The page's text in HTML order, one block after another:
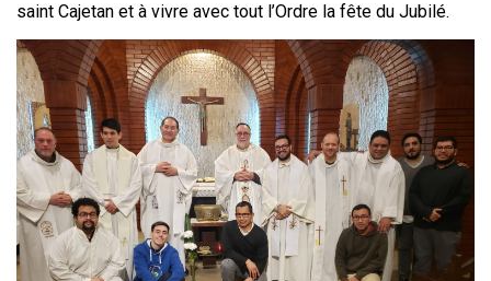
saint Cajetan et à vivre avec tout l’Ordre la fête du Jubilé.